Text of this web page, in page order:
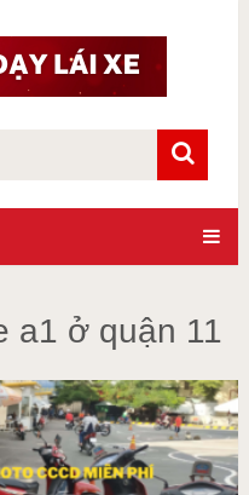
a1 ở quận 11